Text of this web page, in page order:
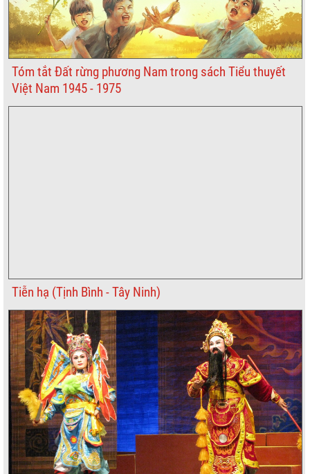
Tóm tắt Đất rừng phương Nam trong sách Tiểu thuyết
Việt Nam 1945 - 1975
Tiễn hạ (Tịnh Bình - Tây Ninh)